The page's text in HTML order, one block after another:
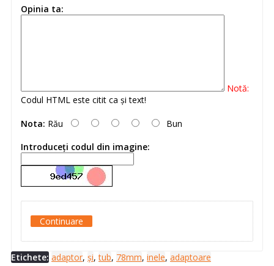
Opinia ta:
Notă:
Codul HTML este citit ca şi text!
Nota: Rău
Bun
Introduceţi codul din imagine:
Continuare
Etichete: adaptor, și,tub, 78mm, inele, adaptoare